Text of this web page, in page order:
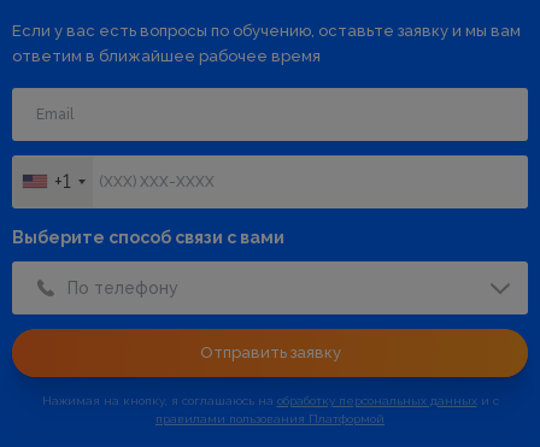
Если у вас есть вопросы по обучению, оставьте заявку и мы вам
ответим в ближайшее рабочее время
+1
Выберите способ связи с вами
По телефону
Отправить заявку
Нажимая на кнопку, я соглашаюсь на обработку персональных данныхи с
правилами пользования Платформой